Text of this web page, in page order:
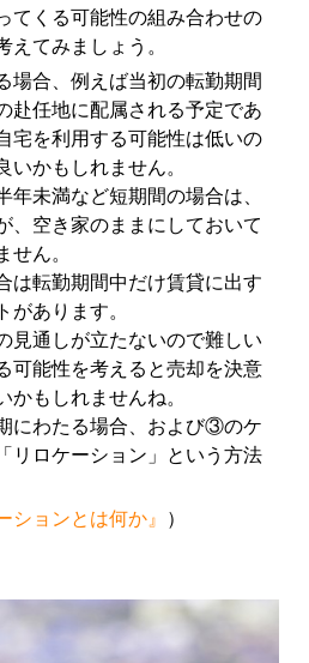
てくる可能性の組み合わせの
てみましょう。
場合、例えば当初の転勤期間
赴任地に配属される予定であ
宅を利用する可能性は低いの
かもしれません。
未満など短期間の場合は、
、空き家のままにしておいて
ん。
は転勤期間中だけ賃貸に出す
あります。
通しが立たないので難しい
可能性を考えると売却を決意
もしれませんね。
にわたる場合、および③のケ
リロケーション」という方法
ションとは何か』 ）